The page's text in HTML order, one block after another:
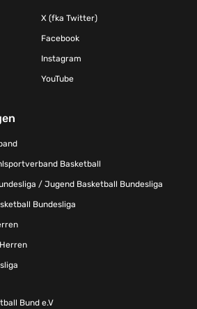
X (fka Twitter)
Facebook
Instagram
YouTube
Basketball
/ Jugend Basketball Bundesliga
Bundesliga
Bund e.V